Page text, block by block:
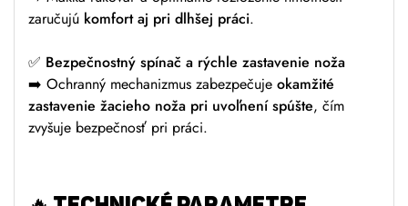
zaručujú komfort aj pri dlhšej práci.
✅ Bezpečnostný spínač a rýchle zastavenie noža
➡️ Ochranný mechanizmus zabezpečuje okamžité
zastavenie žacieho noža pri uvoľnení spúšte, čím
zvyšuje bezpečnosť pri práci.